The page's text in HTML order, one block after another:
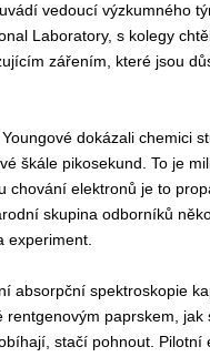
vedoucí výzkumného
Laboratory, s kolegy
zářením, které jsou
dokázali chemici
škále pikosekund. To je
chování elektronů je to
skupina odborníků
experiment.
absorpční spektroskopie
rentgenovým paprskem,
stačí pohnout.